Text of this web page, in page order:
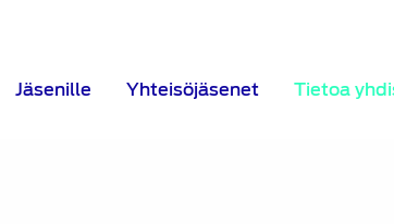
Jäsenille Yhteisöjäsenet Tietoa